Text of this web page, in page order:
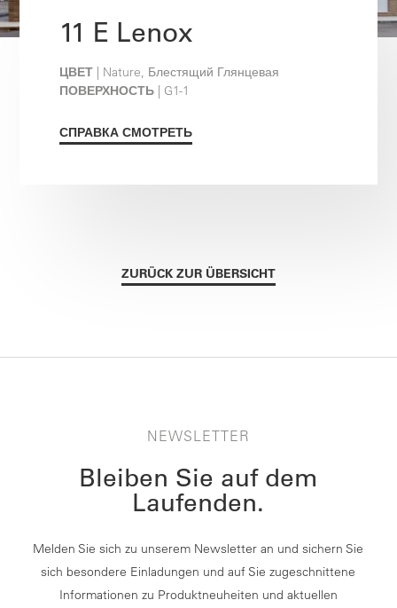
11 E Lenox
ЦВЕТ | Nature, Блестящий Глянцевая
ПОВЕРХНОСТЬ | G1-1
СПРАВКА СМОТРЕТЬ
ZURÜCK ZUR ÜBERSICHT
NEWSLETTER
Bleiben Sie auf dem
Laufenden.
Melden Sie sich zu unserem Newsletter an und sichern Sie
sich besondere Einladungen und auf Sie zugeschnittene
Informationen zu Produktneuheiten und aktuellen